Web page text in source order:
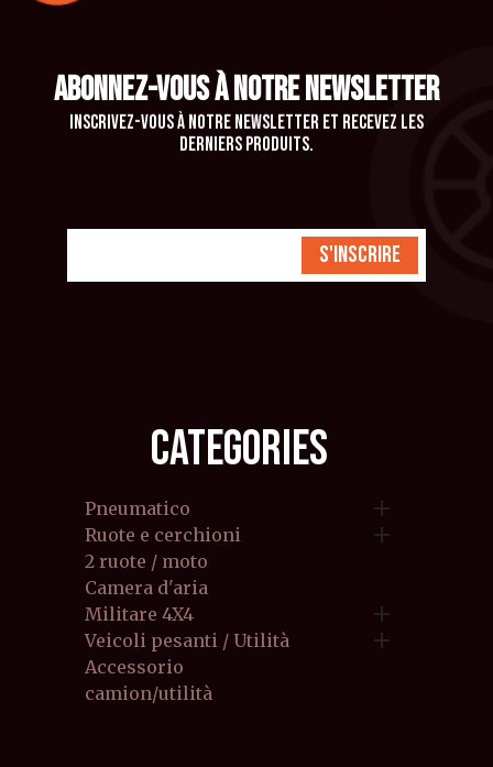
ABONNEZ-VOUS À NOTRE NEWSLETTER
Inscrivez-vous à notre newsletter et recevez les
derniers produits.
S'inscrire
CATEGORIES
Pneumatico 
Ruote e cerchioni 
2 ruote / moto
Camera d'aria
Militare 4X4

Veicoli pesanti / Utilità 
Accessorio
camion/utilità